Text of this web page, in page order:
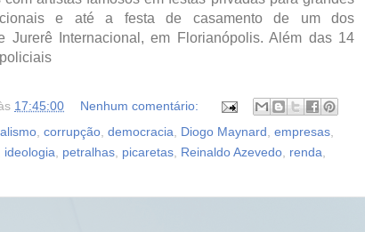
e até a festa de casamento de um dos
Jurerê Internacional, em Florianópolis. Além das 14
17:45:00
Nenhum comentário:
corrupção democracia Diogo Maynard empresas
ideologia petralhas picaretas Reinaldo Azevedo renda